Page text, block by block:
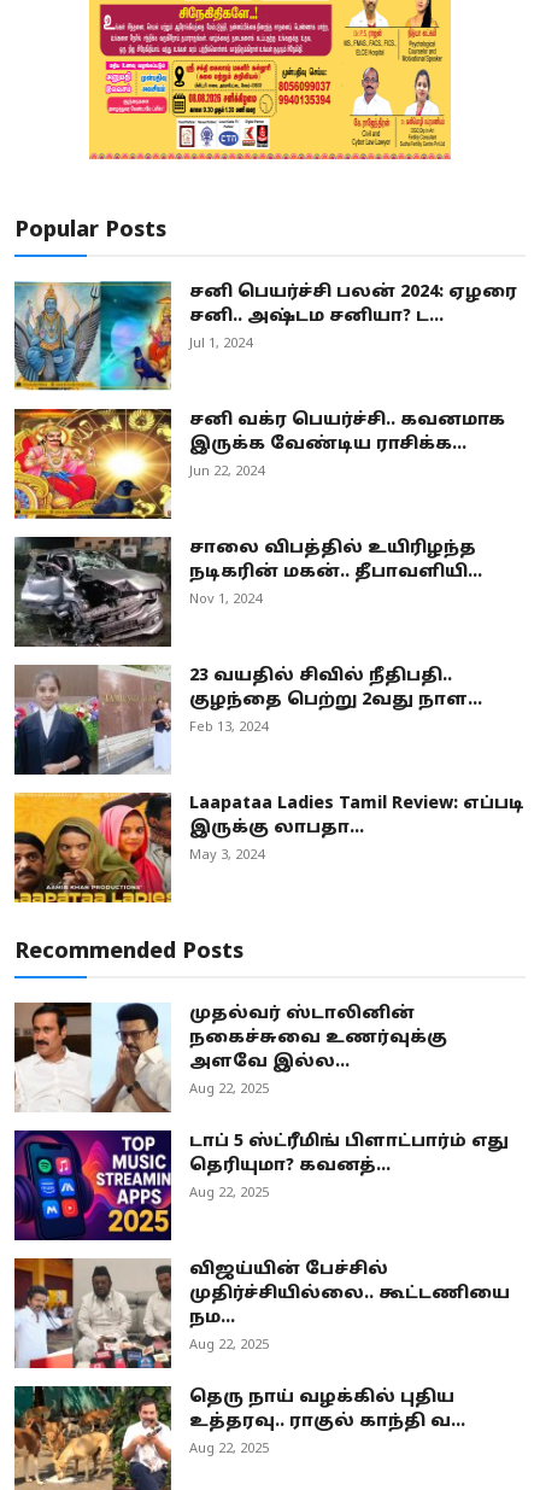
Popular Posts
சனி பெயர்ச்சி பலன் 2024: ஏழரை
சனி.. அஷ்டம சனியா? ட...
Jul 1, 2024
சனி வக்ர பெயர்ச்சி.. கவனமாக
இருக்க வேண்டிய ராசிக்க...
Jun 22, 2024
சாலை விபத்தில் உயிரிழந்த
நடிகரின் மகன்.. தீபாவளியி...
Nov 1, 2024
23 வயதில் சிவில் நீதிபதி..
குழந்தை பெற்று 2வது நாள...
Feb 13, 2024
Laapataa Ladies Tamil Review: எப்படி
இருக்கு லாபதா...
May 3, 2024
Recommended Posts
முதல்வர் ஸ்டாலினின்
நகைச்சுவை உணர்வுக்கு
அளவே இல்ல...
Aug 22, 2025
டாப் 5 ஸ்ட்ரீமிங் பிளாட்பார்ம் எது
தெரியுமா? கவனத்...
Aug 22, 2025
விஜய்யின் பேச்சில்
முதிர்ச்சியில்லை.. கூட்டணியை
நம...
Aug 22, 2025
தெரு நாய் வழக்கில் புதிய
உத்தரவு.. ராகுல் காந்தி வ...
Aug 22, 2025